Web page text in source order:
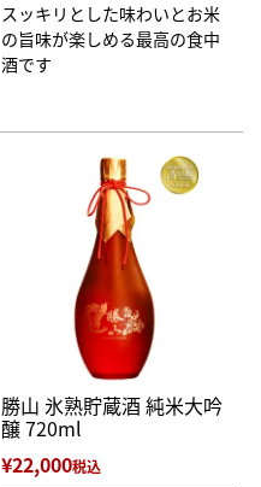
スッキリとした味わいとお米
の旨味が楽しめる最高の食中
酒です
勝山 氷熟貯蔵酒 純米大吟
醸 720ml
¥22,000税込